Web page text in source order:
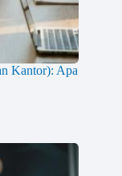
Kantor): Apa